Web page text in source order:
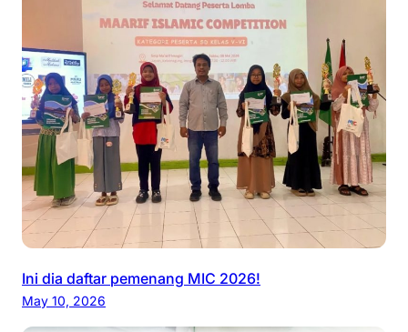
Ini dia daftar pemenang MIC 2026!
May 10, 2026